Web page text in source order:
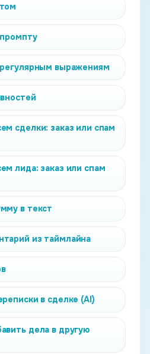
выражениям
сделки: заказ или спам
лида: заказ или спам
в текст
из таймлайна
в сделке (AI)
дела в другую